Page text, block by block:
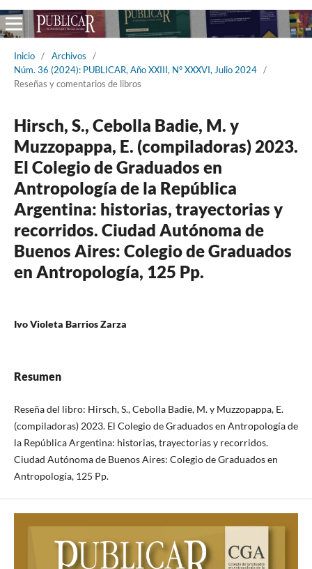
Inicio / Archivos
/
Núm. 36 (2024): PUBLICAR, Año XXIII, N° XXXVI, Julio 2024 /
Reseñas y comentarios de libros
Hirsch, S., Cebolla Badie, M. y
Muzzopappa, E. (compiladoras) 2023.
El Colegio de Graduados en
Antropología de la República
Argentina: historias, trayectorias y
recorridos. Ciudad Autónoma de
Buenos Aires: Colegio de Graduados
en Antropología, 125 Pp.
Ivo Violeta Barrios Zarza
Resumen
Reseña del libro: Hirsch, S., Cebolla Badie, M. y Muzzopappa, E.
(compiladoras) 2023. El Colegio de Graduados en Antropología de
la República Argentina: historias, trayectorias y recorridos.
Ciudad Autónoma de Buenos Aires: Colegio de Graduados en
Antropología, 125 Pp.